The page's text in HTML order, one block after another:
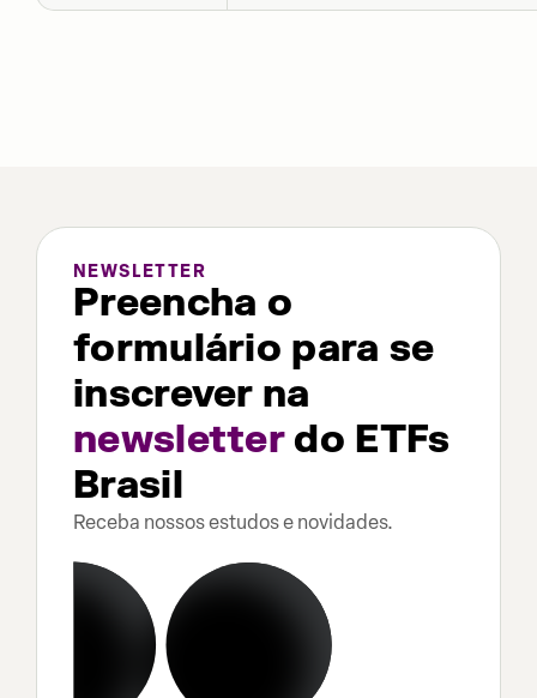
NEWSLETTER
Preencha o
formulário para se
inscrever na
newsletterdo ETFs
Brasil
Receba nossos estudos e novidades.